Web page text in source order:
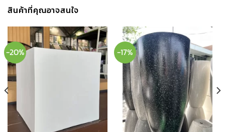
สินค้าที่คุณอาจสนใจ
-20% -17%